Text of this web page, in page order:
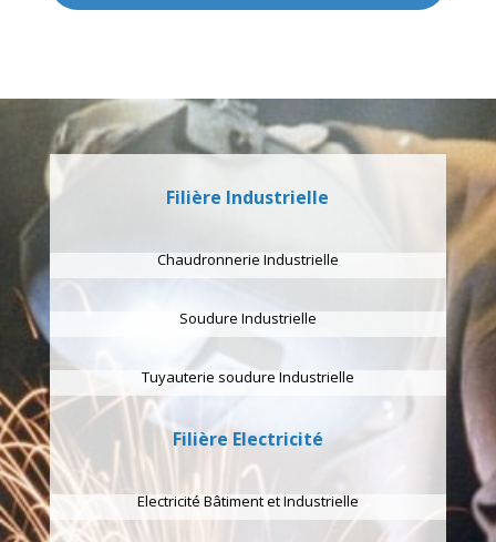
Filière Industrielle
Chaudronnerie Industrielle
Soudure Industrielle
Tuyauterie soudure Industrielle
Filière Electricité
Electricité Bâtiment et Industrielle